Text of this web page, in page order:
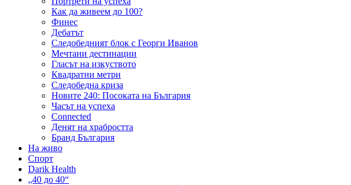
Как да живеем до 100?
Финес
Дебатът
Следобедният блок с Георги Иванов
Мечтани дестинации
Гласът на изкуството
Квадратни метри
Следобедна криза
Новите 240: Посоката на България
Часът на успеха
Connected
Денят на храбростта
Бранд България
На живо
Спорт
Darik Health
„40 до 40“